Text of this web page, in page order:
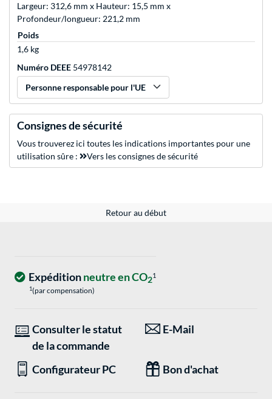
Largeur: 312,6 mm x Hauteur: 15,5 mm x
Profondeur/longueur: 221,2 mm
Poids
1,6 kg
Numéro DEEE 54978142
Personne responsable pour l'UE
Consignes de sécurité
Vous trouverez ici toutes les indications importantes pour une
utilisation sûre :
Vers les consignes de sécurité
Retour au début
Expéditionneutre en CO21
1(par compensation)
Consulter le statut
de la commande
E-Mail
Configurateur PC Bon d'achat